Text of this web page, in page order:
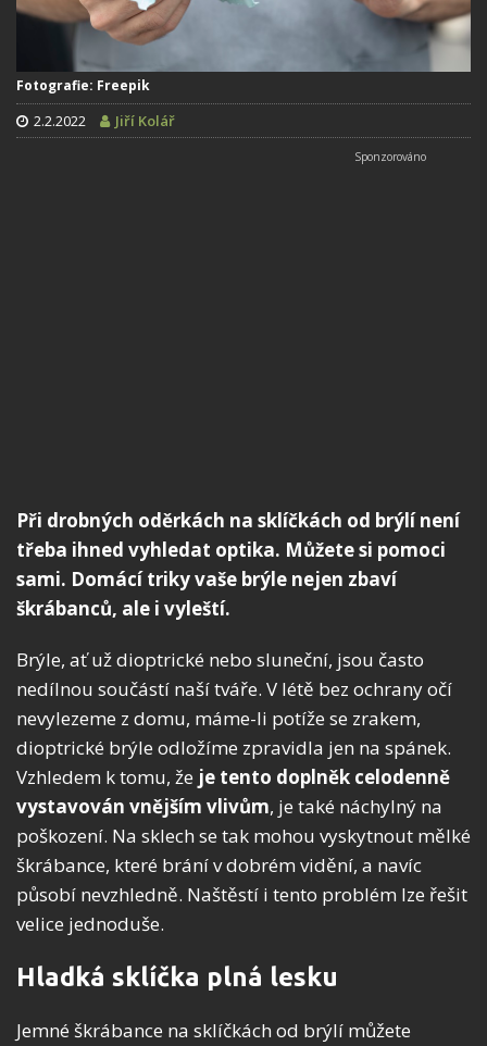
Fotografie: Freepik
2.2.2022 Jiří Kolář
Při drobných oděrkách na sklíčkách od brýlí není
třeba ihned vyhledat optika. Můžete si pomoci
sami. Domácí triky vaše brýle nejen zbaví
škrábanců, ale i vyleští.
Brýle, ať už dioptrické nebo sluneční, jsou často
nedílnou součástí naší tváře. V létě bez ochrany očí
nevylezeme z domu, máme-li potíže se zrakem,
dioptrické brýle odložíme zpravidla jen na spánek.
Vzhledem k tomu, že je tento doplněk celodenně
vystavován vnějším vlivům, je také náchylný na
poškození. Na sklech se tak mohou vyskytnout mělké
škrábance, které brání v dobrém vidění, a navíc
působí nevzhledně. Naštěstí i tento problém lze řešit
velice jednoduše.
Hladká sklíčka plná lesku
Jemné škrábance na sklíčkách od brýlí můžete